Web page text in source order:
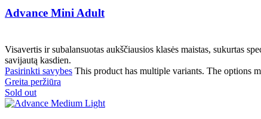
Advance Mini Adult
Visavertis ir subalansuotas aukščiausios klasės maistas, sukurtas
savijautą kasdien.
Pasirinkti savybes This product has multiple variants. The options
Greita peržiūra
Sold out